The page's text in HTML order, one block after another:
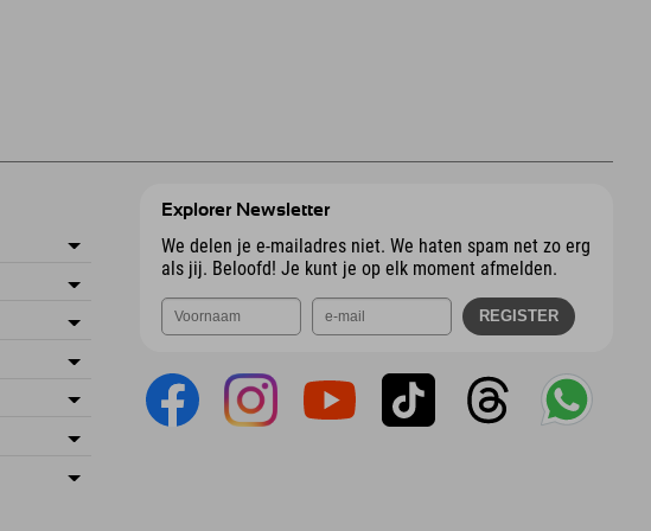
Explorer Newsletter
We delen je e-mailadres niet. We haten spam net zo erg
als jij. Beloofd! Je kunt je op elk moment afmelden.